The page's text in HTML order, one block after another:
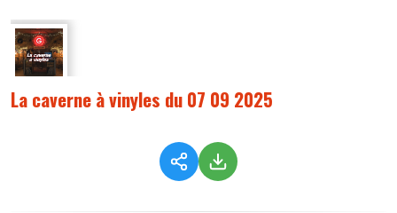
La caverne à vinyles du 07 09 2025